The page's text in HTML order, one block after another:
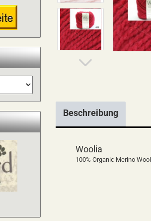
Beschreibung
Woolia
100% Organic Merino Wool